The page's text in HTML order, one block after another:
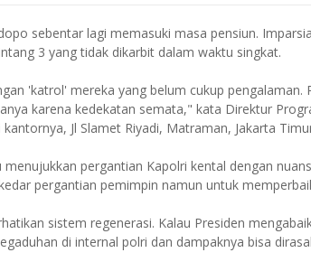
sebentar lagi memasuki masa pensiun.
3 yang tidak dikarbit dalam waktu singkat.
'katrol' mereka yang belum cukup pengalaman.
karena kedekatan semata," kata Direktur
Jl Slamet Riyadi, Matraman, Jakarta
pergantian Kapolri kental dengan
pergantian pemimpin namun untuk
sistem regenerasi. Kalau Presiden
di internal polri dan dampaknya bisa